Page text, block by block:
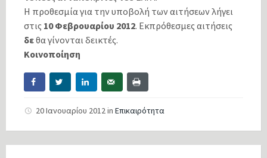
Η προθεσμία για την υποβολή των αιτήσεων λήγει
στις 10 Φεβρουαρίου 2012. Εκπρόθεσμες αιτήσεις
δεθα γίνονται δεικτές.
Κοινοποίηση
20 Ιανουαρίου 2012in Επικαιρότητα